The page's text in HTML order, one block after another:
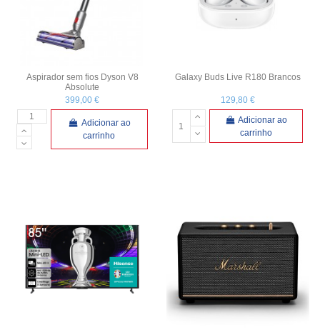
Aspirador sem fios Dyson V8
Absolute
399,00 €
Adicionar ao
carrinho
Galaxy Buds Live R180 Brancos
129,80 €
Adicionar ao
carrinho